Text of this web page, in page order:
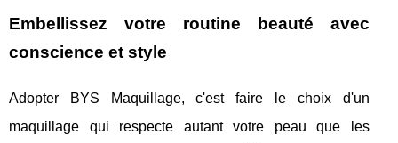
Embellissez votre routine beauté avec
conscience et style
Adopter BYS Maquillage, c'est faire le choix d'un
maquillage qui respecte autant votre peau que les